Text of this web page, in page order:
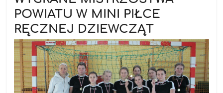
POWIATU W MINI PIŁCE
RĘCZNEJ DZIEWCZĄT